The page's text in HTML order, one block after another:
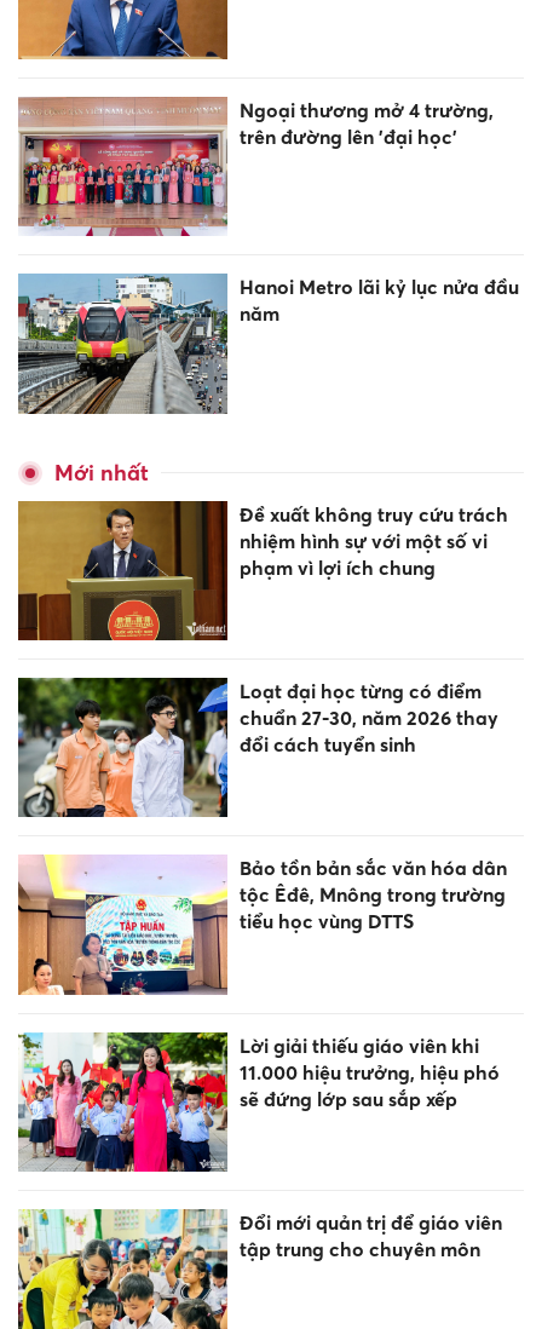
Ngoại thương mở 4 trường,
trên đường lên 'đại học'
Hanoi Metro lãi kỷ lục nửa đầu
năm
Mới nhất
Đề xuất không truy cứu trách
nhiệm hình sự với một số vi
phạm vì lợi ích chung
Loạt đại học từng có điểm
chuẩn 27-30, năm 2026 thay
đổi cách tuyển sinh
Bảo tồn bản sắc văn hóa dân
tộc Êđê, Mnông trong trường
tiểu học vùng DTTS
Lời giải thiếu giáo viên khi
11.000 hiệu trưởng, hiệu phó
sẽ đứng lớp sau sắp xếp
Đổi mới quản trị để giáo viên
tập trung cho chuyên môn